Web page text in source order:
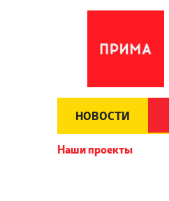
НОВОСТИ
Наши проекты